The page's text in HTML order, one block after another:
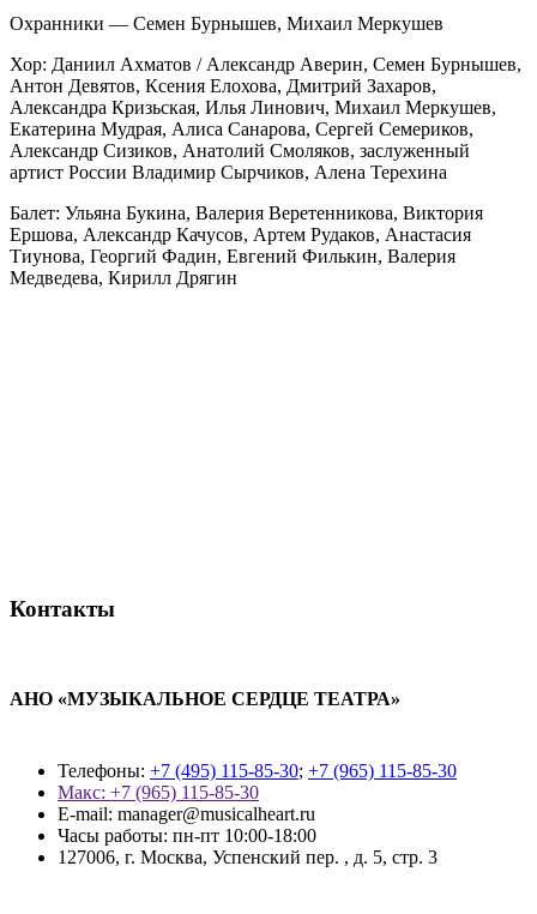
Охранники — Семен Бурнышев, Михаил Меркушев
Хор: Даниил Ахматов / Александр Аверин, Семен Бурнышев,
Антон Девятов, Ксения Елохова, Дмитрий Захаров,
Александра Кризьская, Илья Линович, Михаил Меркушев,
Екатерина Мудрая, Алиса Санарова, Сергей Семериков,
Александр Сизиков, Анатолий Смоляков, заслуженный
артист России Владимир Сырчиков, Алена Терехина
Балет: Ульяна Букина, Валерия Веретенникова, Виктория
Ершова, Александр Качусов, Артем Рудаков, Анастасия
Тиунова, Георгий Фадин, Евгений Филькин, Валерия
Медведева, Кирилл Дрягин
Контакты
АНО «МУЗЫКАЛЬНОЕ СЕРДЦЕ ТЕАТРА»
Телефоны: +7 (495) 115-85-30; +7 (965) 115-85-30
Макс: +7 (965) 115-85-30
E-mail: manager@musicalheart.ru
Часы работы: пн-пт 10:00-18:00
127006, г. Москва, Успенский пер. , д. 5, стр. 3